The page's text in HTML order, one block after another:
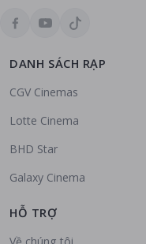
DANH SÁCH RẠP
CGV Cinemas
Lotte Cinema
BHD Star
Galaxy Cinema
HỖ TRỢ